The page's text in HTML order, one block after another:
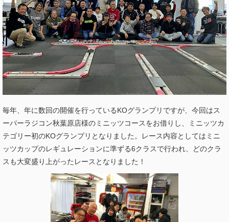
毎年、年に数回の開催を行っているKOグランプリですが、今回はス
ーパーラジコン秋葉原店様のミニッツコースをお借りし、ミニッツカ
テゴリー初のKOグランプリとなりました。レース内容としてはミニ
ッツカップのレギュレーションに準ずる6クラスで行われ、どのクラ
スも大変盛り上がったレースとなりました！